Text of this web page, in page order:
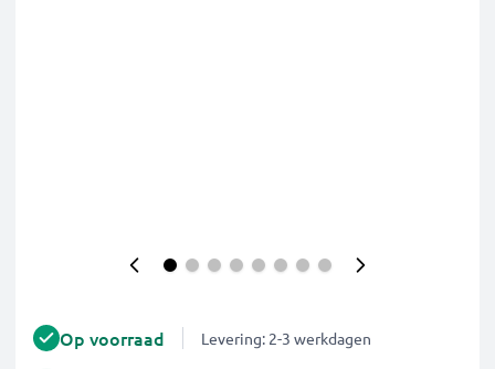
Op voorraad Levering: 2-3 werkdagen